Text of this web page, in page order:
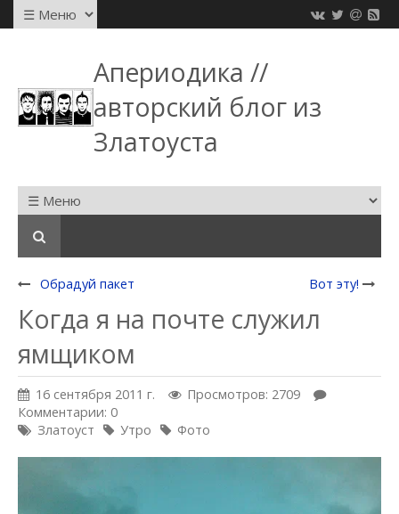
Апериодика //
авторский блог из
Златоуста
Обрадуй пакет Вот эту!
Когда я на почте служил
ямщиком
16 сентября 2011 г.
Просмотров: 2709
Комментарии: 0
Златоуст
Утро Фото